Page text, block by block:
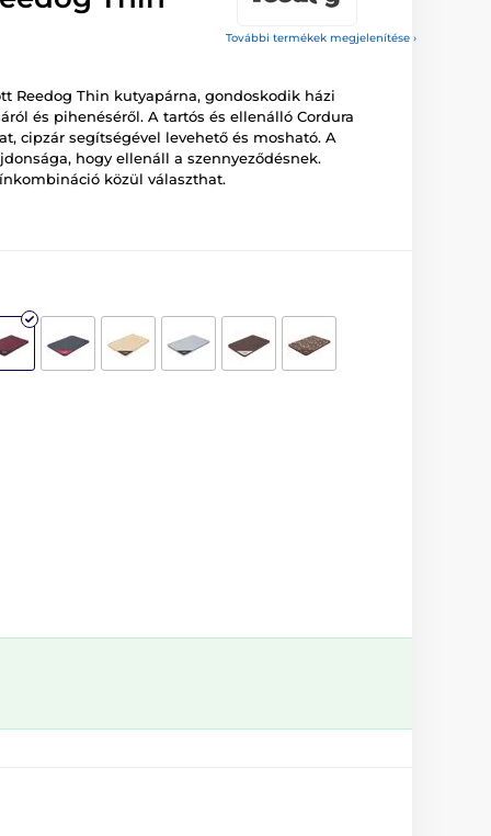
További termékek megjelenítése ›
Reedog Thin kutyapárna, gondoskodik házi
és pihenéséről. A tartós és ellenálló Cordura
cipzár segítségével levehető és mosható. A
hogy ellenáll a szennyeződésnek.
közül választhat.